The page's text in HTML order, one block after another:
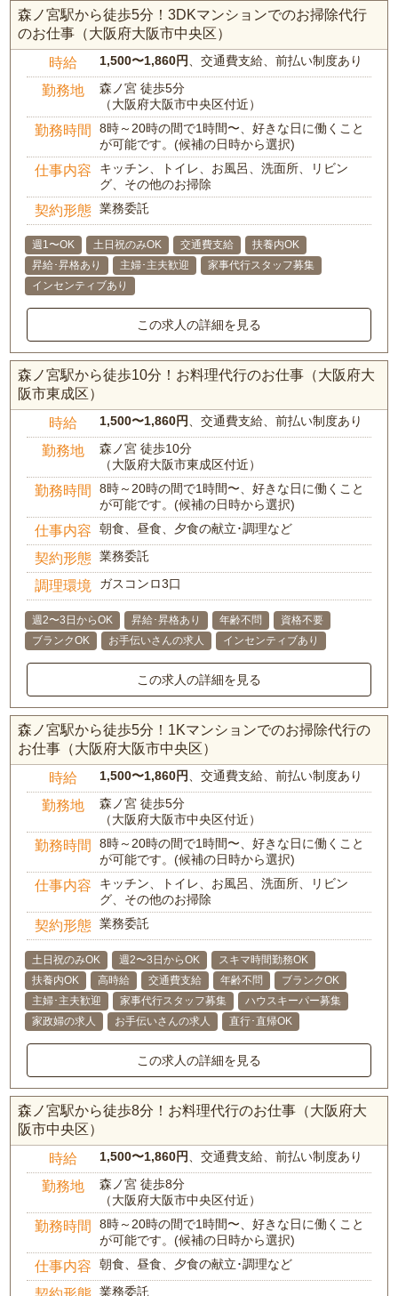
森ノ宮駅から徒歩5分！3DKマンションでのお掃除代行
のお仕事（大阪府大阪市中央区）
時給 1,500〜1,860円 、交通費支給、前払い制度あり
勤務地
森ノ宮 徒歩5分
（大阪府大阪市中央区付近）
勤務時間
8時～20時の間で1時間〜、好きな日に働くこと
が可能です。(候補の日時から選択)
仕事内容
キッチン、トイレ、お風呂、洗面所、リビン
グ、その他のお掃除
契約形態 業務委託
週1〜OK 土日祝のみOK 交通費支給
扶養内OK
昇給･昇格あり
主婦･主夫歓迎
家事代行スタッフ募集
インセンティブあり
この求人の詳細を見る
森ノ宮駅から徒歩10分！お料理代行のお仕事（大阪府大
阪市東成区）
時給 1,500〜1,860円 、交通費支給、前払い制度あり
勤務地
森ノ宮 徒歩10分
（大阪府大阪市東成区付近）
勤務時間
8時～20時の間で1時間〜、好きな日に働くこと
が可能です。(候補の日時から選択)
仕事内容 朝食、昼食、夕食の献立･調理など
契約形態 業務委託
調理環境 ガスコンロ3口
週2〜3日からOK 昇給･昇格あり 年齢不問
資格不要
ブランクOK
お手伝いさんの求人 インセンティブあり
この求人の詳細を見る
森ノ宮駅から徒歩5分！1Kマンションでのお掃除代行の
お仕事（大阪府大阪市中央区）
時給 1,500〜1,860円 、交通費支給、前払い制度あり
勤務地
森ノ宮 徒歩5分
（大阪府大阪市中央区付近）
勤務時間
8時～20時の間で1時間〜、好きな日に働くこと
が可能です。(候補の日時から選択)
仕事内容
キッチン、トイレ、お風呂、洗面所、リビン
グ、その他のお掃除
契約形態 業務委託
土日祝のみOK 週2〜3日からOK
スキマ時間勤務OK
扶養内OK
高時給 交通費支給 年齢不問
ブランクOK
主婦･主夫歓迎
家事代行スタッフ募集
ハウスキーパー募集
家政婦の求人
お手伝いさんの求人 直行･直帰OK
この求人の詳細を見る
森ノ宮駅から徒歩8分！お料理代行のお仕事（大阪府大
阪市中央区）
時給 1,500〜1,860円 、交通費支給、前払い制度あり
勤務地
森ノ宮 徒歩8分
（大阪府大阪市中央区付近）
勤務時間
8時～20時の間で1時間〜、好きな日に働くこと
が可能です。(候補の日時から選択)
仕事内容 朝食、昼食、夕食の献立･調理など
業務委託